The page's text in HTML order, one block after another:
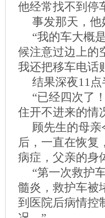
他经常找不到停
事发那天，
“我的车大概
候注意过边上的
我还把移车电话
结果深夜11
“已经四次了
住开不进来的情
顾先生的母
后，一直在恢复
病症，父亲的身
“第一次救护
髓炎，救护车被
到医院后病情控